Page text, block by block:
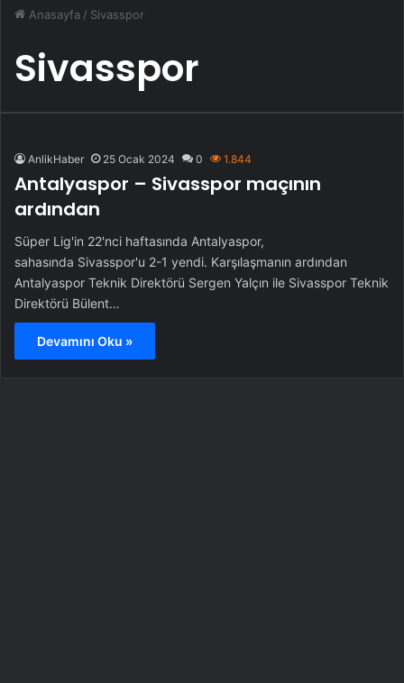
Anasayfa / Sivasspor
Sivasspor
AnlikHaber 25 Ocak 2024 0 1.844
Antalyaspor – Sivasspor maçının
ardından
Süper Lig'in 22'nci haftasında Antalyaspor,
sahasında Sivasspor'u 2-1 yendi. Karşılaşmanın ardından
Antalyaspor Teknik Direktörü Sergen Yalçın ile Sivasspor Teknik
Direktörü Bülent…
Devamını Oku »